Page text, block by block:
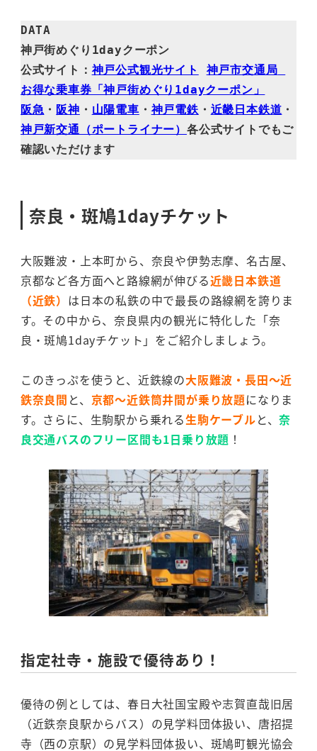
DATA
神戸街めぐり1dayクーポン
公式サイト： 神戸公式観光サイト
神戸市交通局
お得な乗車券「神戸街めぐり1dayクーポン」
阪急 ・ 阪神 ・ 山陽電車 ・ 神戸電鉄 ・ 近畿日本鉄道 ・
神戸新交通（ポートライナー） 各公式サイトでもご
確認いただけます
奈良・斑鳩1dayチケット
大阪難波・上本町から、奈良や伊勢志摩、名古屋、
京都など各方面へと路線網が伸びる近畿日本鉄道
（近鉄） は日本の私鉄の中で最長の路線網を誇りま
す。その中から、奈良県内の観光に特化した「奈
良・斑鳩1dayチケット」をご紹介しましょう。
このきっぷを使うと、近鉄線の大阪難波・長田～近
鉄奈良間 と、 京都～近鉄筒井間が乗り放題になりま
す。さらに、生駒駅から乗れる生駒ケーブルと、奈
良交通バスのフリー区間も1日乗り放題 ！
指定社寺・施設で優待あり！
優待の例としては、春日大社国宝殿や志賀直哉旧居
（近鉄奈良駅からバス）の見学料団体扱い、唐招提
寺（西の京駅）の見学料団体扱い、斑鳩町観光協会